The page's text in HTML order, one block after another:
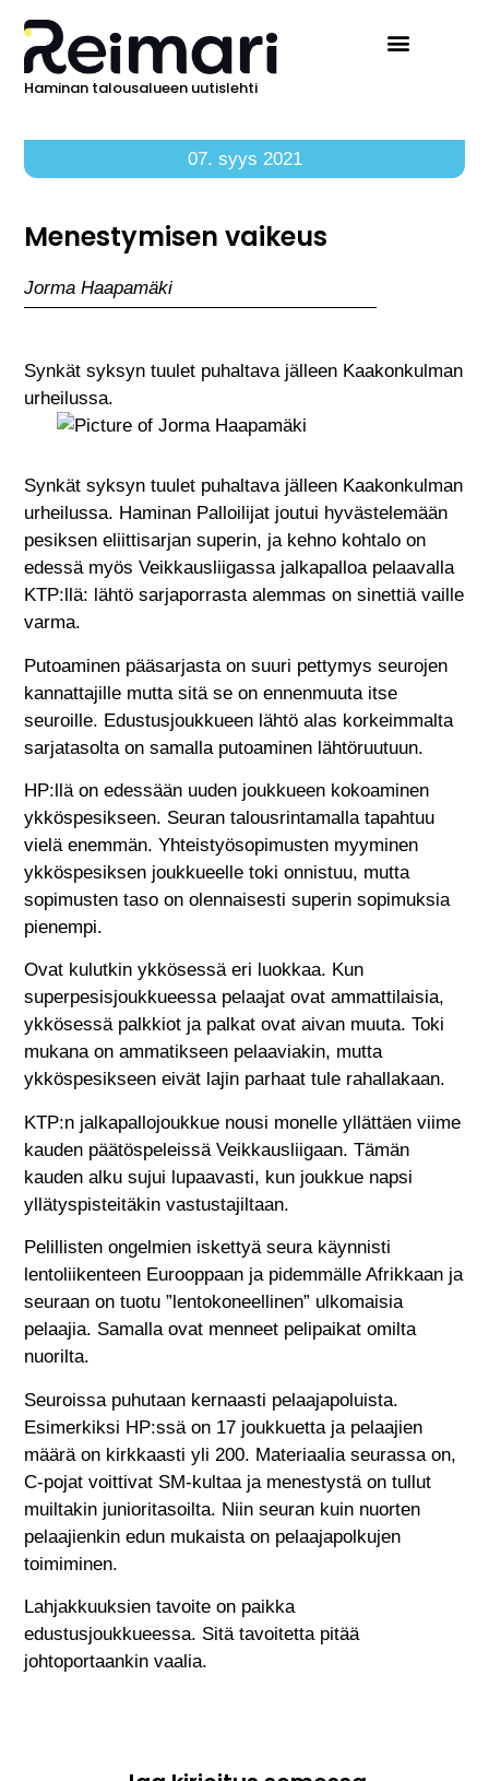
Haminan talousalueen uutislehti
07. syys 2021
Menestymisen vaikeus
Jorma Haapamäki
Synkät syksyn tuulet puhaltava jälleen Kaakonkulman
urheilussa.
Synkät syksyn tuulet puhaltava jälleen Kaakonkulman
urheilussa. Haminan Palloilijat joutui hyvästelemään
pesiksen eliittisarjan superin, ja kehno kohtalo on
edessä myös Veikkausliigassa jalkapalloa pelaavalla
KTP:llä: lähtö sarjaporrasta alemmas on sinettiä vaille
varma.
Putoaminen pääsarjasta on suuri pettymys seurojen
kannattajille mutta sitä se on ennenmuuta itse
seuroille. Edustusjoukkueen lähtö alas korkeimmalta
sarjatasolta on samalla putoaminen lähtöruutuun.
HP:llä on edessään uuden joukkueen kokoaminen
ykköspesikseen. Seuran talousrintamalla tapahtuu
vielä enemmän. Yhteistyösopimusten myyminen
ykköspesiksen joukkueelle toki onnistuu, mutta
sopimusten taso on olennaisesti superin sopimuksia
pienempi.
Ovat kulutkin ykkösessä eri luokkaa. Kun
superpesisjoukkueessa pelaajat ovat ammattilaisia,
ykkösessä palkkiot ja palkat ovat aivan muuta. Toki
mukana on ammatikseen pelaaviakin, mutta
ykköspesikseen eivät lajin parhaat tule rahallakaan.
KTP:n jalkapallojoukkue nousi monelle yllättäen viime
kauden päätöspeleissä Veikkausliigaan. Tämän
kauden alku sujui lupaavasti, kun joukkue napsi
yllätyspisteitäkin vastustajiltaan.
Pelillisten ongelmien iskettyä seura käynnisti
lentoliikenteen Eurooppaan ja pidemmälle Afrikkaan ja
seuraan on tuotu ”lentokoneellinen” ulkomaisia
pelaajia. Samalla ovat menneet pelipaikat omilta
nuorilta.
Seuroissa puhutaan kernaasti pelaajapoluista.
Esimerkiksi HP:ssä on 17 joukkuetta ja pelaajien
määrä on kirkkaasti yli 200. Materiaalia seurassa on,
C-pojat voittivat SM-kultaa ja menestystä on tullut
muiltakin junioritasoilta. Niin seuran kuin nuorten
pelaajienkin edun mukaista on pelaajapolkujen
toimiminen.
Lahjakkuuksien tavoite on paikka
edustusjoukkueessa. Sitä tavoitetta pitää
johtoportaankin vaalia.